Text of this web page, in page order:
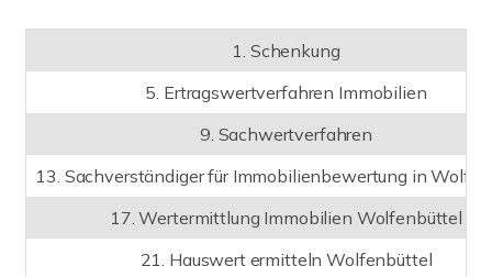
1. Schenkung
5. Ertragswertverfahren Immobilien
9. Sachwertverfahren
13. Sachverständiger für Immobilienbewertung in
17. Wertermittlung Immobilien Wolfenbüttel
21. Hauswert ermitteln Wolfenbüttel